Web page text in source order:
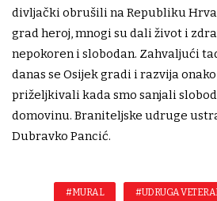
divljački obrušili na Republiku
grad heroj, mnogi su dali život i
nepokoren i slobodan. Zahvaljući
danas se Osijek gradi i razvija
priželjkivali kada smo sanjali
domovinu. Braniteljske udruge
Dubravko Pancić.
#MURAL #UDRUGA